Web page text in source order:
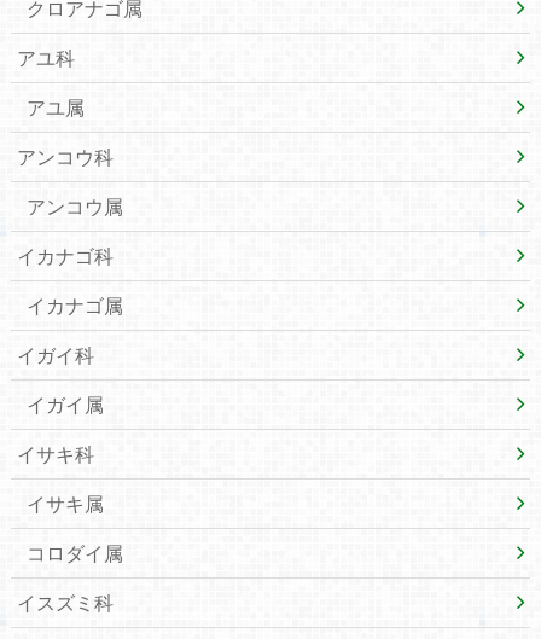
クロアナゴ属
アユ科
アユ属
アンコウ科
アンコウ属
イカナゴ科
イカナゴ属
イガイ科
イガイ属
イサキ科
イサキ属
コロダイ属
イスズミ科